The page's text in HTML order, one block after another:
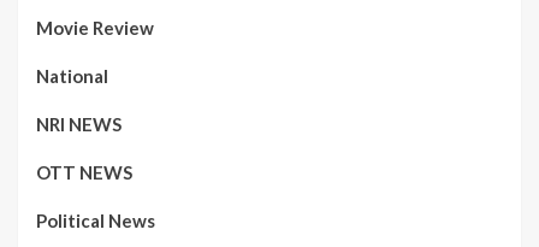
Movie Review
National
NRI NEWS
OTT NEWS
Political News